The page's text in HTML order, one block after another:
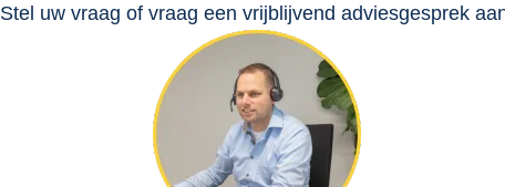
Stel uw vraag of vraag een vrijblijvend adviesgesprek